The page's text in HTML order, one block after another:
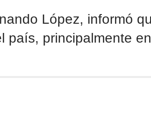
López, informó
país, principalmente